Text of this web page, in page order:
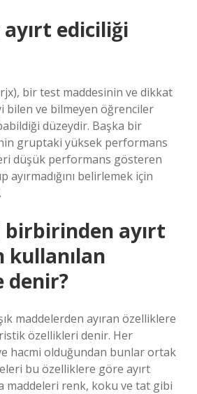
ediciliği
(rjx), bir test maddesinin ve dikkat
bilen ve bilmeyen öğrenciler
düzeydir. Başka bir
gruptaki yüksek performans
düşük performans gösteren
ayırmadığını belirlemek için
birbirinden ayırt
kullanılan
denir?
maddelerden ayıran özelliklere
özellikleri denir. Her
hacmi olduğundan bunlar ortak
bu özelliklere göre ayırt
maddeleri renk, koku ve tat gibi